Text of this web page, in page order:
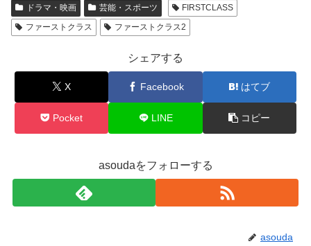
ドラマ・映画 芸能・スポーツ
FIRSTCLASS
ファーストクラス
ファーストクラス2
シェアする
X Facebook はてブ
Pocket LINE コピー
asoudaをフォローする
asouda